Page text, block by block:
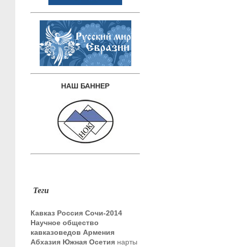
НАШ БАННЕР
Теги
Кавказ Россия Сочи-2014
Научное общество
кавказоведов Армения
Абхазия Южная Осетия нарты